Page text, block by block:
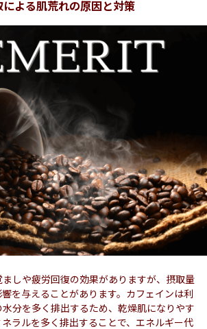
よる肌荒れの原因と対策
しや疲労回復の効果がありますが、摂取量
を与えることがあります。カフェインは利
分を多く排出するため、乾燥肌になりやす
ラルを多く排出することで、エネルギー代